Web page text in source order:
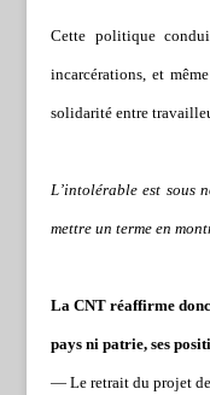
Cette politique
incarcérations, et
solidarité entre
L’intolérable est sous
mettre un terme en
La CNT réaffirme
pays ni patrie, ses
— Le retrait du projet